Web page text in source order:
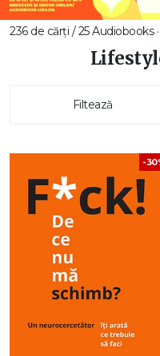
236 de cărți / 25 Audiobooks
Filtează
-